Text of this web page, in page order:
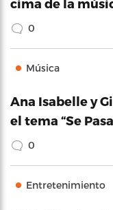
cima de la
0
Música
Ana Isabelle y
el tema “Se
0
Entretenimiento